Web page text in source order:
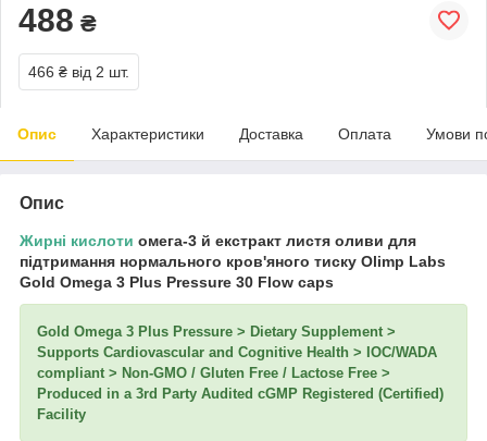
488 ₴
466 ₴ від 2 шт.
Опис Характеристики Доставка Оплата Умови
Опис
Жирні кислоти омега-3 й екстракт листя оливи для
підтримання нормального кров'яного тиску Olimp Labs
Gold Omega 3 Plus Pressure 30 Flow caps
Gold Omega 3 Plus Pressure > Dietary Supplement >
Supports Cardiovascular and Cognitive Health > IOC/WADA
compliant > Non-GMO / Gluten Free / Lactose Free >
Produced in a 3rd Party Audited cGMP Registered (Certified)
Facility